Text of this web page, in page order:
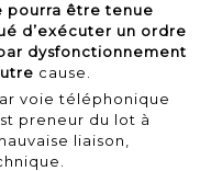
pourra être tenue
d’exécuter un ordre
dysfonctionnement
cause.
voie téléphonique
preneur du lot à
liaison,